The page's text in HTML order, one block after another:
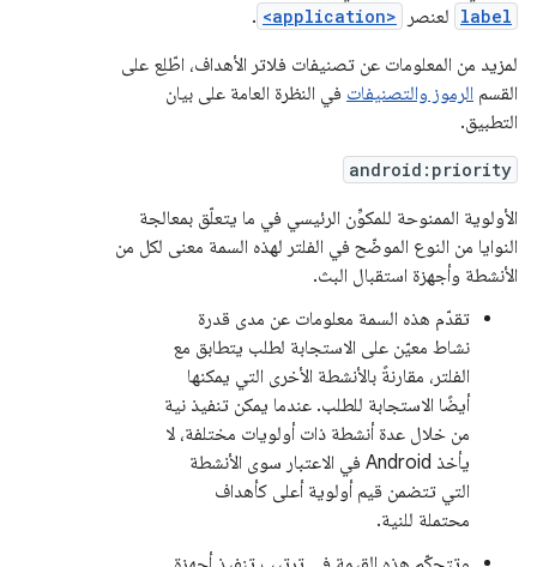
label لعنصر <application>
.
لمزيد من المعلومات عن تصنيفات فلاتر الأهداف، اطّلِع على
القسم الرموز والتصنيفات في النظرة العامة على بيان
التطبيق.
android:priority
الأولوية الممنوحة للمكوِّن الرئيسي في ما يتعلّق بمعالجة
النوايا من النوع الموضّح في الفلتر لهذه السمة معنى لكل من
الأنشطة وأجهزة استقبال البث.
تقدّم هذه السمة معلومات عن مدى قدرة
نشاط معيّن على الاستجابة لطلب يتطابق مع
الفلتر، مقارنةً بالأنشطة الأخرى التي يمكنها
أيضًا الاستجابة للطلب. عندما يمكن تنفيذ نية
من خلال عدة أنشطة ذات أولويات مختلفة، لا
يأخذ Android في الاعتبار سوى الأنشطة
التي تتضمن قيم أولوية أعلى كأهداف
محتملة للنية.